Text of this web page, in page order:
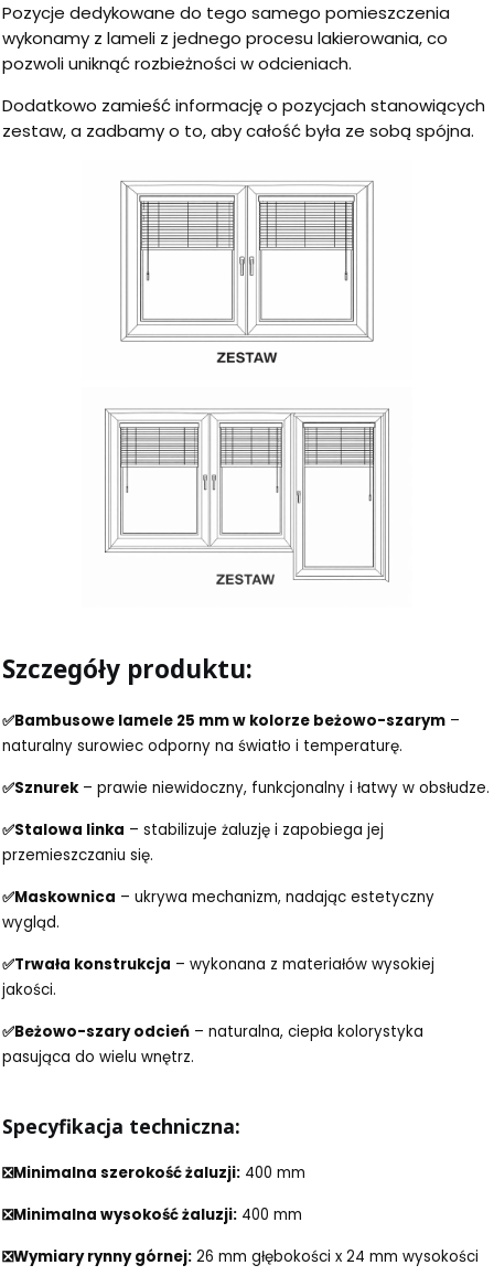
Pozycje dedykowane do tego samego pomieszczenia
wykonamy z lameli z jednego procesu lakierowania, co
pozwoli uniknąć rozbieżności w odcieniach.
Dodatkowo zamieść informację o pozycjach stanowiących
zestaw, a zadbamy o to, aby całość była ze sobą spójna.
Szczegóły produktu:
✅Bambusowe lamele 25 mm w kolorze beżowo-szarym –
naturalny surowiec odporny na światło i temperaturę.
✅Sznurek– prawie niewidoczny, funkcjonalny i łatwy w obsłudze.
✅Stalowa linka – stabilizuje żaluzję i zapobiega jej
przemieszczaniu się.
✅Maskownica – ukrywa mechanizm, nadając estetyczny
wygląd.
✅Trwała konstrukcja – wykonana z materiałów wysokiej
jakości.
✅Beżowo-szary odcień – naturalna, ciepła kolorystyka
pasująca do wielu wnętrz.
Specyfikacja techniczna:
❎Minimalna szerokość żaluzji: 400 mm
❎Minimalna wysokość żaluzji: 400 mm
❎Wymiary rynny górnej: 26 mm głębokości x 24 mm wysokości